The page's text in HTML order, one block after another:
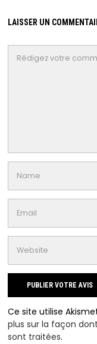
LAISSER UN
Ce site utilise
plus sur la façon
sont traitées.